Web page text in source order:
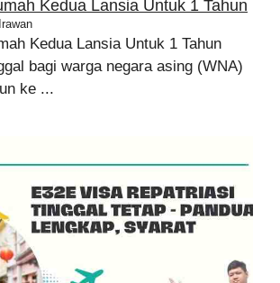
Kedua Lansia Untuk 1 Tahun
Kedua Lansia Untuk 1 Tahun
bagi warga negara asing (WNA)
ke ...